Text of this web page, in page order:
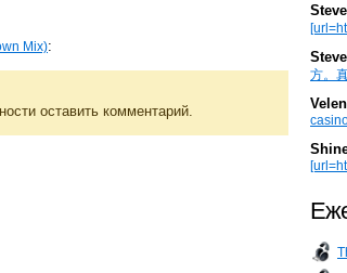
Mix):
оставить комментарий.
方。